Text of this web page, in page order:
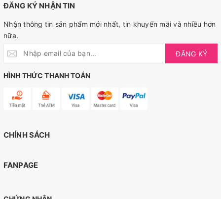
ĐĂNG KÝ NHẬN TIN
Nhận thông tin sản phẩm mới nhất, tin khuyến mãi và nhiều hơn
nữa.
ĐĂNG KÝ
HÌNH THỨC THANH TOÁN
CHÍNH SÁCH
FANPAGE